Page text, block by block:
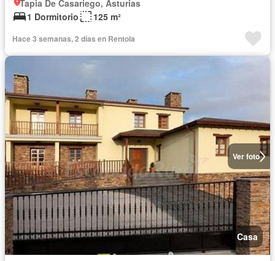
Tapia De Casariego, Asturias
1 Dormitorio
125 m²
Hace 3 semanas, 2 días en Rentola
Ver foto
Casa